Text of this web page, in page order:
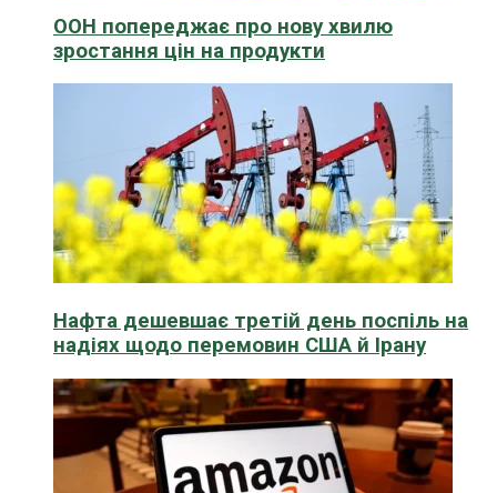
ООН попереджає про нову хвилю
зростання цін на продукти
Нафта дешевшає третій день поспіль на
надіях щодо перемовин США й Ірану